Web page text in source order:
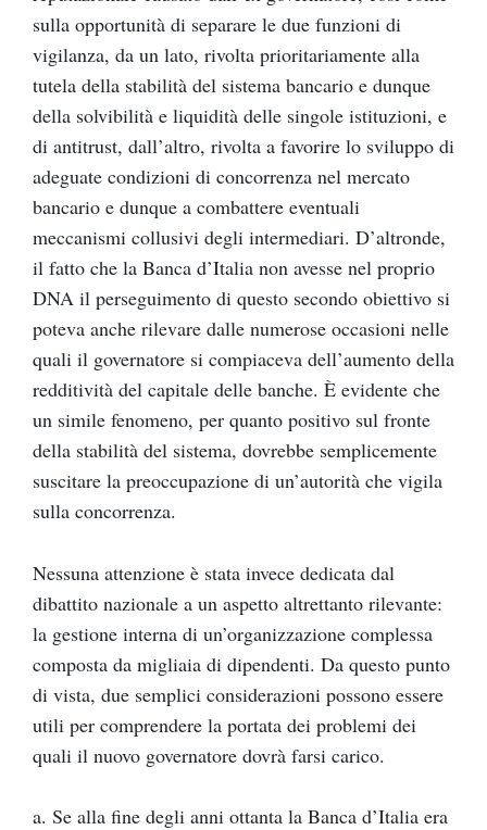
sulla opportunità di separare le due funzioni di
vigilanza, da un lato, rivolta prioritariamente alla
tutela della stabilità del sistema bancario e dunque
della solvibilità e liquidità delle singole istituzioni, e
di antitrust, dall’altro, rivolta a favorire lo sviluppo di
adeguate condizioni di concorrenza nel mercato
bancario e dunque a combattere eventuali
meccanismi collusivi degli intermediari. D’altronde,
il fatto che la Banca d’Italia non avesse nel proprio
DNA il perseguimento di questo secondo obiettivo si
poteva anche rilevare dalle numerose occasioni nelle
quali il governatore si compiaceva dell’aumento della
redditività del capitale delle banche. È evidente che
un simile fenomeno, per quanto positivo sul fronte
della stabilità del sistema, dovrebbe semplicemente
suscitare la preoccupazione di un’autorità che vigila
sulla concorrenza.
Nessuna attenzione è stata invece dedicata dal
dibattito nazionale a un aspetto altrettanto rilevante:
la gestione interna di un’organizzazione complessa
composta da migliaia di dipendenti. Da questo punto
di vista, due semplici considerazioni possono essere
utili per comprendere la portata dei problemi dei
quali il nuovo governatore dovrà farsi carico.
a. Se alla fine degli anni ottanta la Banca d’Italia era